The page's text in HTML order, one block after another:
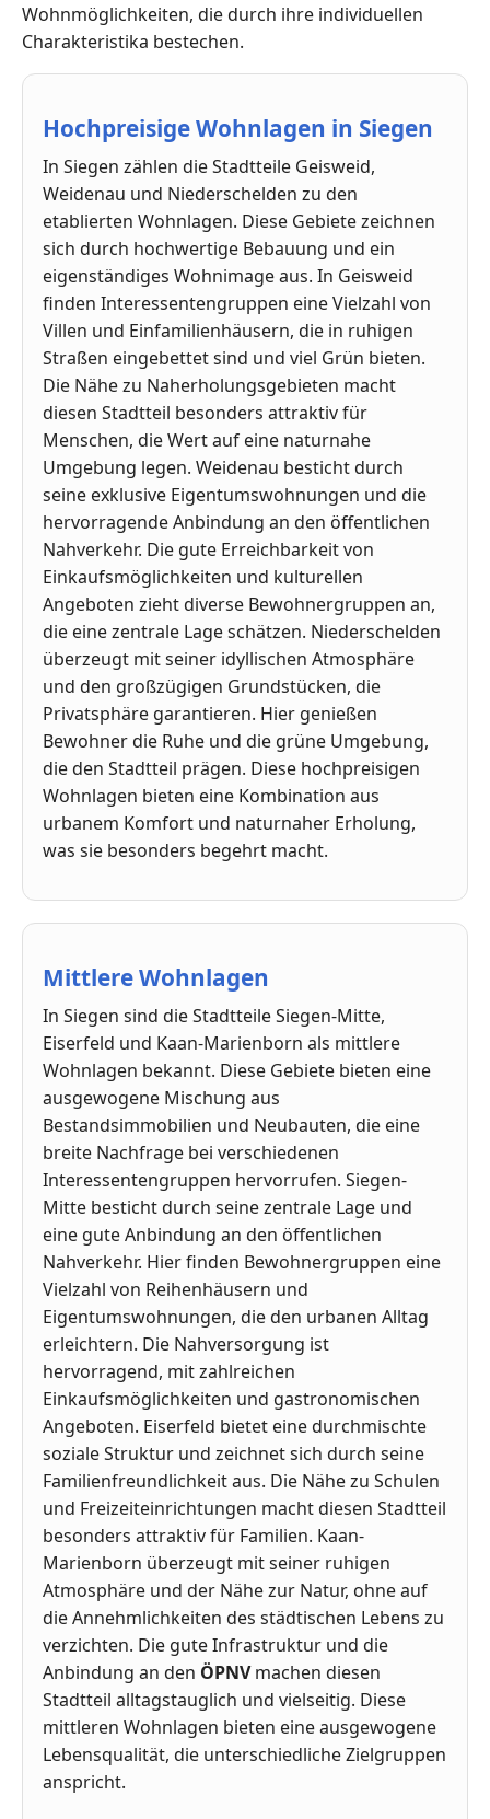
Wohnmöglichkeiten, die durch ihre individuellen
Charakteristika bestechen.
Hochpreisige Wohnlagen in Siegen
In Siegen zählen die Stadtteile Geisweid,
Weidenau und Niederschelden zu den
etablierten Wohnlagen. Diese Gebiete zeichnen
sich durch hochwertige Bebauung und ein
eigenständiges Wohnimage aus. In Geisweid
finden Interessentengruppen eine Vielzahl von
Villen und Einfamilienhäusern, die in ruhigen
Straßen eingebettet sind und viel Grün bieten.
Die Nähe zu Naherholungsgebieten macht
diesen Stadtteil besonders attraktiv für
Menschen, die Wert auf eine naturnahe
Umgebung legen. Weidenau besticht durch
seine exklusive Eigentumswohnungen und die
hervorragende Anbindung an den öffentlichen
Nahverkehr. Die gute Erreichbarkeit von
Einkaufsmöglichkeiten und kulturellen
Angeboten zieht diverse Bewohnergruppen an,
die eine zentrale Lage schätzen. Niederschelden
überzeugt mit seiner idyllischen Atmosphäre
und den großzügigen Grundstücken, die
Privatsphäre garantieren. Hier genießen
Bewohner die Ruhe und die grüne Umgebung,
die den Stadtteil prägen. Diese hochpreisigen
Wohnlagen bieten eine Kombination aus
urbanem Komfort und naturnaher Erholung,
was sie besonders begehrt macht.
Mittlere Wohnlagen
In Siegen sind die Stadtteile Siegen-Mitte,
Eiserfeld und Kaan-Marienborn als mittlere
Wohnlagen bekannt. Diese Gebiete bieten eine
ausgewogene Mischung aus
Bestandsimmobilien und Neubauten, die eine
breite Nachfrage bei verschiedenen
Interessentengruppen hervorrufen. Siegen-
Mitte besticht durch seine zentrale Lage und
eine gute Anbindung an den öffentlichen
Nahverkehr. Hier finden Bewohnergruppen eine
Vielzahl von Reihenhäusern und
Eigentumswohnungen, die den urbanen Alltag
erleichtern. Die Nahversorgung ist
hervorragend, mit zahlreichen
Einkaufsmöglichkeiten und gastronomischen
Angeboten. Eiserfeld bietet eine durchmischte
soziale Struktur und zeichnet sich durch seine
Familienfreundlichkeit aus. Die Nähe zu Schulen
und Freizeiteinrichtungen macht diesen Stadtteil
besonders attraktiv für Familien. Kaan-
Marienborn überzeugt mit seiner ruhigen
Atmosphäre und der Nähe zur Natur, ohne auf
die Annehmlichkeiten des städtischen Lebens zu
verzichten. Die gute Infrastruktur und die
Anbindung an den ÖPNVmachen diesen
Stadtteil alltagstauglich und vielseitig. Diese
mittleren Wohnlagen bieten eine ausgewogene
Lebensqualität, die unterschiedliche Zielgruppen
anspricht.